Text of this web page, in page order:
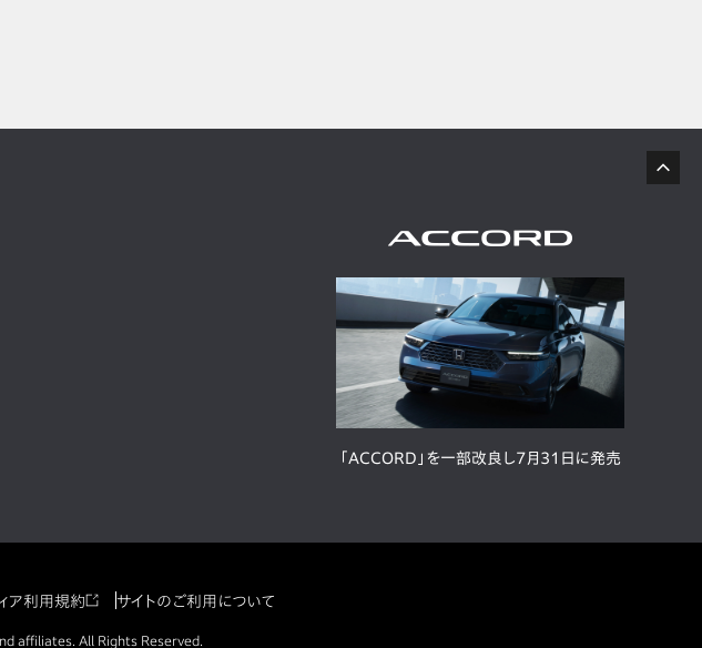
「ACCORD」を一部改良し7月31日に発売
ア利用規約 サイトのご利用について
affiliates. All Rights Reserved.